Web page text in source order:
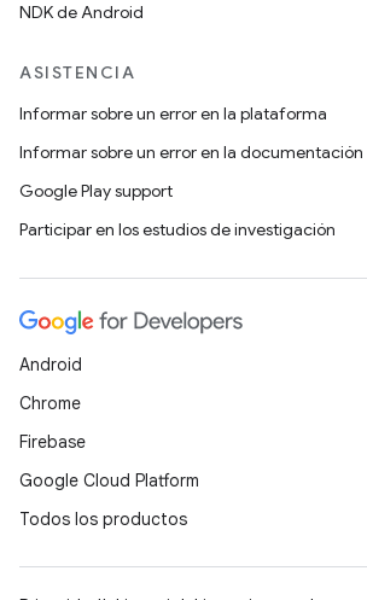
NDK de Android
ASISTENCIA
Informar sobre un error en la plataforma
Informar sobre un error en la documentación
Google Play support
Participar en los estudios de investigación
Android
Chrome
Firebase
Google Cloud Platform
Todos los productos